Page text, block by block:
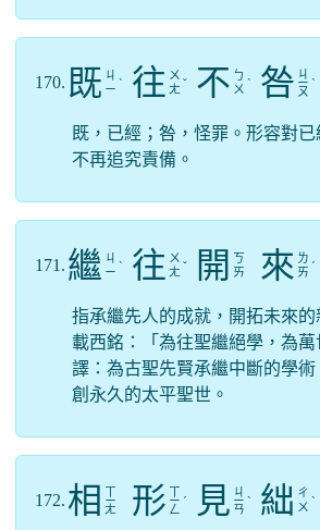
170. 既 ㄐ
ㄧ ˋ 往 ㄨ
ㄤ ˇ 不 ㄅ
ㄨ ˋ 咎 ㄐ
ㄧ
ㄡ
ˋ
既，已經；咎，怪罪。形容對已
不再追究責備。
171. 繼 ㄐ
ㄧ ˋ 往 ㄨ
ㄤ ˇ 開
ㄎ
ㄞ
來 ㄌ
ㄞ ˊ
指承繼先人的成就，開拓未來
載西銘：「為往聖繼絕學，為
譯：為古聖先賢承繼中斷的學術
創永久的太平聖世。
172. 相 ㄧ
ㄤ 形 ㄧ
ㄥ
ˊ 見 ㄐ
ㄧ
ㄢ
ˋ 絀 ㄔ
ㄨ ˋ